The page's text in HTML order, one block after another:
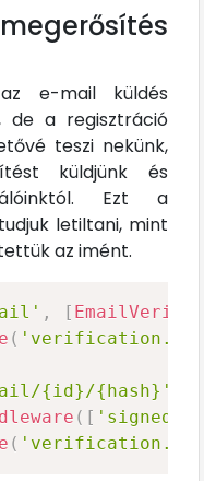
e-mail küldés
de a regisztráció
teszi nekünk,
küldjünk és
Ezt a
letiltani, mint
az imént.
, [
(
{id}/{hash}'
( [ 'signed'
(